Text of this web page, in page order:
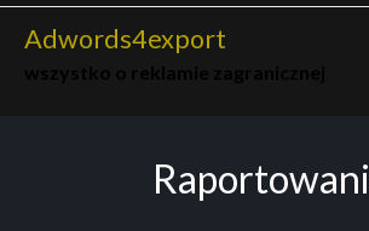
Skip
Adwords4export